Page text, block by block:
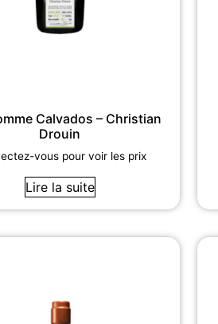
Calvados – Christian
Drouin
vous pour voir les prix
Lire la suite